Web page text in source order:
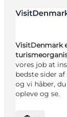
VisitDenmark
vores job at
bedste sider
og vi håber,
opleve og se.